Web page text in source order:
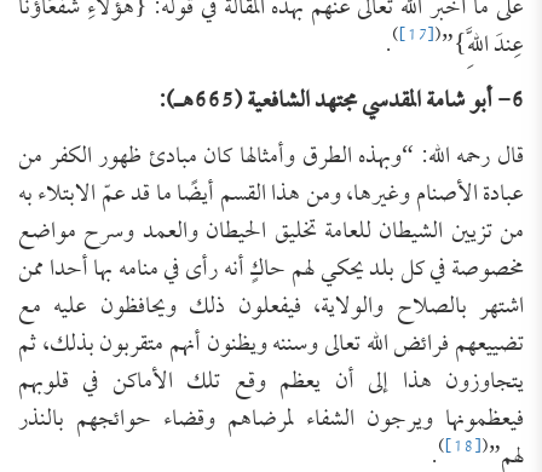
عِندَ اللَّهِ}”(
[17]
)
.
6- أبو شامة المقدسي مجتهد الشافعية (665هـ):
قال رحمه الله: “وبهذه الطرق وأمثالها كان مبادئ ظهور الكفر من
عبادة الأصنام وغيرها، ومن هذا القسم أيضًا ما قد عمّ الابتلاء به
من تزيين الشيطان للعامة تخليق الحيطان والعمد وسرح مواضع
مخصوصة في كل بلد يحكي لهم حاكٍ أنه رأى في منامه بها أحدا ممن
اشتهر بالصلاح والولاية، فيفعلون ذلك ويحافظون عليه مع
تضييعهم فرائض الله تعالى وسننه ويظنون أنهم متقربون بذلك، ثم
يتجاوزون هذا إلى أن يعظم وقع تلك الأماكن في قلوبهم
فيعظمونها ويرجون الشفاء لمرضاهم وقضاء حوائجهم بالنذر
لهم”(
[18]
)
.